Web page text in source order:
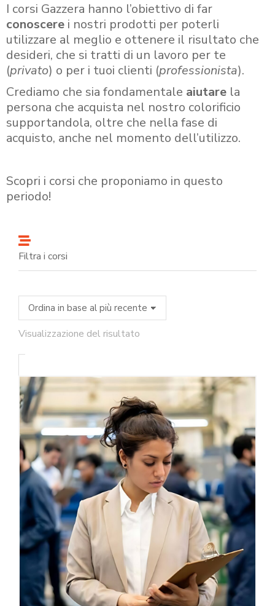
I corsi Gazzera hanno l’obiettivo di far
conoscere i nostri prodotti per poterli
utilizzare al meglio e ottenere il risultato che
desideri, che si tratti di un lavoro per te
(privato) o per i tuoi clienti (professionista).
Crediamo che sia fondamentale aiutare la
persona che acquista nel nostro colorificio
supportandola, oltre che nella fase di
acquisto, anche nel momento dell’utilizzo.
Scopri i corsi che proponiamo in questo
periodo!
Filtra i corsi
Visualizzazione del risultato